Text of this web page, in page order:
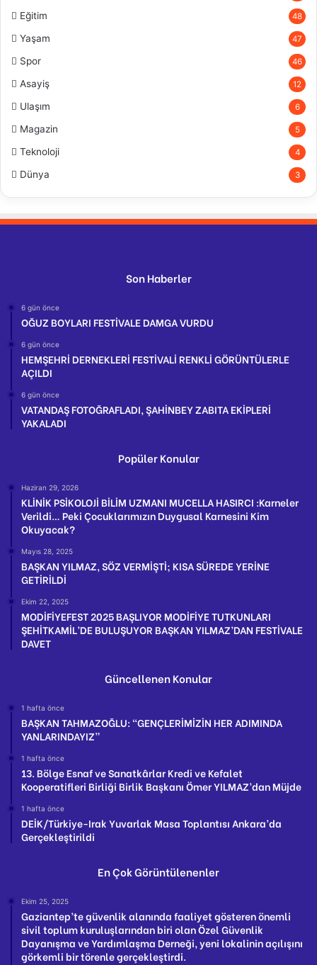
Eğitim 48
Yaşam 47
Spor 46
Asayiş 12
Ulaşım 6
Magazin 5
Teknoloji 4
Dünya 3
Son Haberler
6 gün önce
OĞUZ BOYLARI FESTİVALE DAMGA VURDU
6 gün önce
HEMŞEHRİ DERNEKLERİ FESTİVALİ RENKLİ GÖRÜNTÜLERLE
AÇILDI
6 gün önce
VATANDAŞ FOTOĞRAFLADI, ŞAHİNBEY ZABITA EKİPLERİ
YAKALADI
Popüler Konular
Haziran 29, 2026
KLİNİK PSİKOLOJİ BİLİM UZMANI MUCELLA HASIRCI :Karneler
Verildi… Peki Çocuklarımızın Duygusal Karnesini Kim
Okuyacak?
Mayıs 28, 2025
BAŞKAN YILMAZ, SÖZ VERMİŞTİ; KISA SÜREDE YERİNE
GETİRİLDİ
Ekim 22, 2025
MODİFİYEFEST 2025 BAŞLIYOR MODİFİYE TUTKUNLARI
ŞEHİTKAMİL’DE BULUŞUYOR BAŞKAN YILMAZ’DAN FESTİVALE
DAVET
Güncellenen Konular
1 hafta önce
BAŞKAN TAHMAZOĞLU: “GENÇLERİMİZİN HER ADIMINDA
YANLARINDAYIZ”
1 hafta önce
13. Bölge Esnaf ve Sanatkârlar Kredi ve Kefalet
Kooperatifleri Birliği Birlik Başkanı Ömer YILMAZ’dan Müjde
1 hafta önce
DEİK/Türkiye-Irak Yuvarlak Masa Toplantısı Ankara’da
Gerçekleştirildi
En Çok Görüntülenenler
Ekim 25, 2025
Gaziantep’te güvenlik alanında faaliyet gösteren önemli
sivil toplum kuruluşlarından biri olan Özel Güvenlik
Dayanışma ve Yardımlaşma Derneği, yeni lokalinin açılışını
görkemli bir törenle gerçekleştirdi.